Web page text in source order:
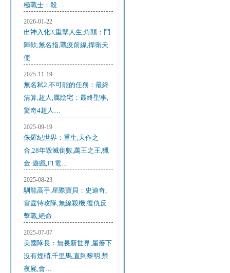
極戰士：殺…
2026-01-22
出神入化3,重擊人生,角頭：鬥
陣欸,無名指,戰疫前線,捍衛天
使
2025-11-19
無名弒2,不可能的任務：最終
清算,超人,厲陰宅：最終聖事,
驚奇4超人…
2025-09-19
侏羅紀世界：重生,天作之
合,28年毀滅倒數,萬王之王,獵
金·遊戲,F1電…
2025-08-23
馴龍高手,星際寶貝：史迪奇,
雷霆特攻隊,無線殺機,復仇反
擊戰,絕命…
2025-07-07
美國隊長：無畏新世界,屋簷下
沒有煙硝,千里馬,直到黎明,禁
夜屍,會…